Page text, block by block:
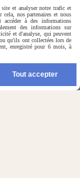
et analyser notre trafic et
nos partenaires et nous
à des informations
des informations sur
et d'analyse, qui peuvent
qu'ils ont collectées lors de
enregistré pour 6 mois, à
Tout accepter